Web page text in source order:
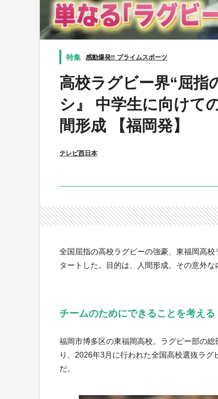
感動爆発!! プライムスポーツ
高校ラグビー界“屈指
シ』 中学生に向けて
間形成 【福岡発】
テレビ西日本
全国屈指の高校ラグビーの強豪、東福岡高
タートした。目的は、人間形成。その意外
チームのためにできることを考える
福岡市博多区の東福岡高校。ラグビー部の
り、2026年3月に行われた全国高校選抜ラ
だ。